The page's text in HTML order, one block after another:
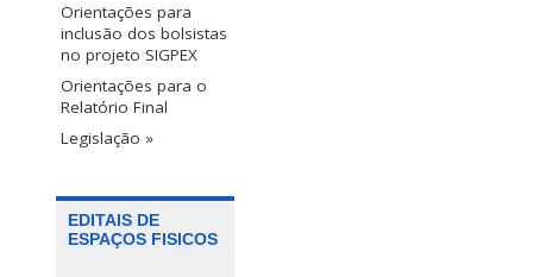
Orientações para
inclusão dos bolsistas
no projeto SIGPEX
Orientações para o
Relatório Final
Legislação »
EDITAIS DE
ESPAÇOS FISICOS